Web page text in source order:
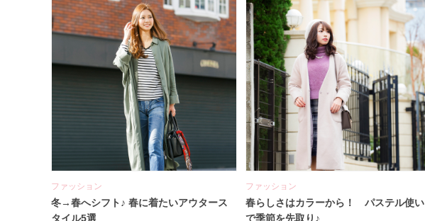
ファッション
冬→春へシフト♪ 春に着たいアウタース
タイル5選
ファッション
春らしさはカラーから！ パステル使い
で季節を先取り♪